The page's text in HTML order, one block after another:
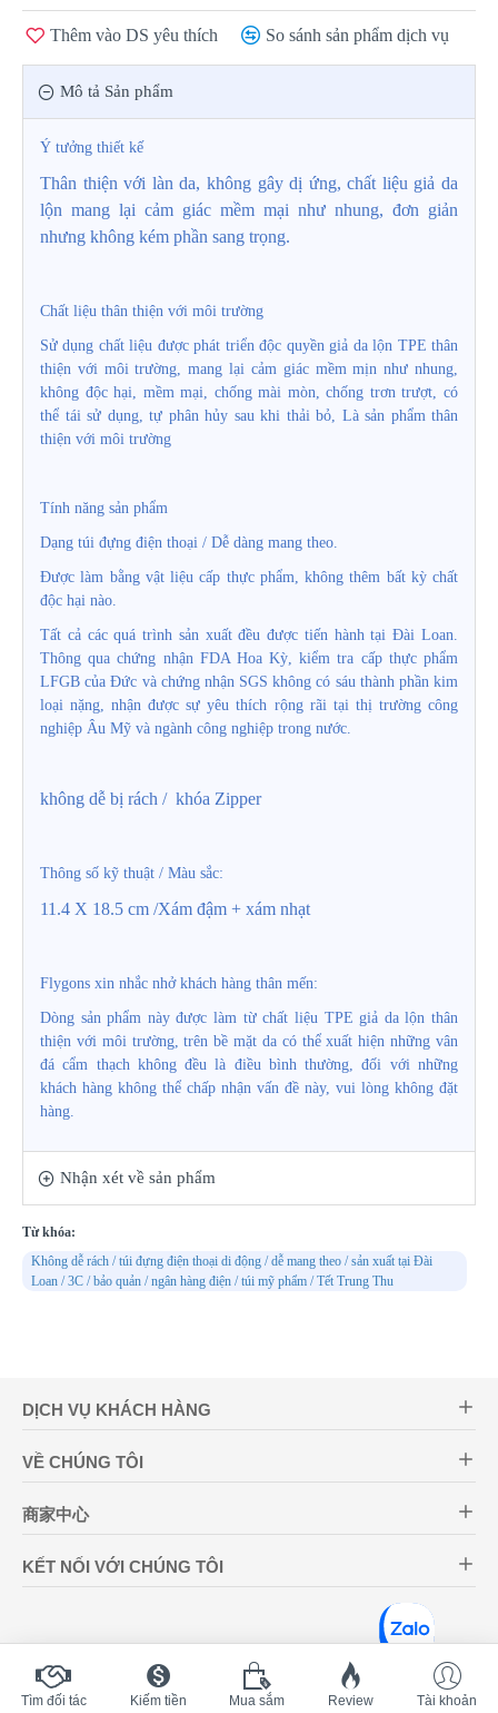
Thêm vào DS yêu thích So sánh sản phẩm dịch vụ
Mô tả Sản phẩm
Ý tưởng thiết kế
Thân thiện với làn da, không gây dị ứng, chất liệu giả da
lộn mang lại cảm giác mềm mại như nhung, đơn giản
nhưng không kém phần sang trọng.
Chất liệu thân thiện với môi trường
Sử dụng chất liệu được phát triển độc quyền giả da lộn TPE thân
thiện với môi trường, mang lại cảm giác mềm mịn như nhung,
không độc hại, mềm mại, chống mài mòn, chống trơn trượt, có
thể tái sử dụng, tự phân hủy sau khi thải bỏ, Là sản phẩm thân
thiện với môi trường
Tính năng sản phẩm
Dạng túi đựng điện thoại / Dễ dàng mang theo.
Được làm bằng vật liệu cấp thực phẩm, không thêm bất kỳ chất
độc hại nào.
Tất cả các quá trình sản xuất đều được tiến hành tại Đài Loan.
Thông qua chứng nhận FDA Hoa Kỳ, kiểm tra cấp thực phẩm
LFGB của Đức và chứng nhận SGS không có sáu thành phần kim
loại nặng, nhận được sự yêu thích rộng rãi tại thị trường công
nghiệp Âu Mỹ và ngành công nghiệp trong nước.
không dễ bị rách / khóa Zipper
Thông số kỹ thuật / Màu sắc:
11.4 X 18.5 cm /Xám đậm + xám nhạt
Flygons xin nhắc nhở khách hàng thân mến:
Dòng sản phẩm này được làm từ chất liệu TPE giả da lộn thân
thiện với môi trường, trên bề mặt da có thể xuất hiện những vân
đá cẩm thạch không đều là điều bình thường, đối với những
khách hàng không thể chấp nhận vấn đề này, vui lòng không đặt
hàng.
Nhận xét về sản phẩm
Từ khóa:
Không dễ rách / túi đựng điện thoại di động / dễ mang theo / sản xuất tại Đài
Loan / 3C / bảo quản / ngân hàng điện / túi mỹ phẩm / Tết Trung Thu
DỊCH VỤ KHÁCH HÀNG
VỀ CHÚNG TÔI
商家中心
KẾT NỐI VỚI CHÚNG TÔI
Tìm đối tác Kiếm tiền Mua sắm Review Tài khoản